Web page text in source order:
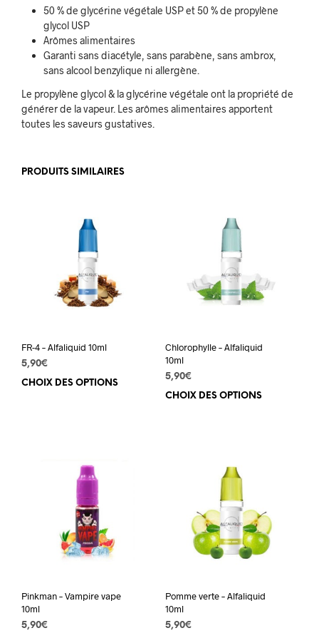
50 % de glycérine végétale USP et 50 % de propylène
glycol USP
Arômes alimentaires
Garanti sans diacétyle, sans parabène, sans ambrox,
sans alcool benzylique ni allergène.
Le propylène glycol & la glycérine végétale ont la propriété de
générer de la vapeur. Les arômes alimentaires apportent
toutes les saveurs gustatives.
PRODUITS SIMILAIRES
FR-4 – Alfaliquid 10ml
5,90€
CHOIX DES OPTIONS
produit
produit
Chlorophylle – Alfaliquid
10ml
5,90€
CHOIX DES OPTIONS
Pinkman – Vampire vape
10ml
5,90€
Pomme verte – Alfaliquid
10ml
5,90€